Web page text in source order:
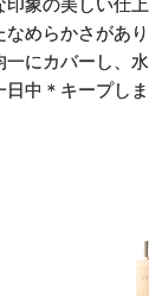
象の美しい仕
めらかさがあ
にカバーし、
中＊キープしま